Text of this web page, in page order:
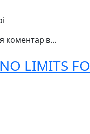
коментарів...
LIMITS